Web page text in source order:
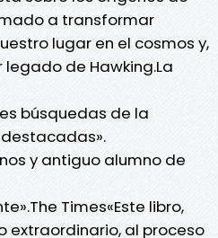
a transformar
lugar en el cosmos y,
de Hawking.La
búsquedas de la
y antiguo alumno de
Times«Este libro,
extraordinario, al proceso